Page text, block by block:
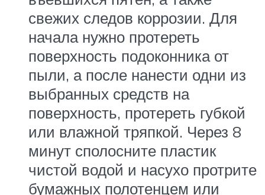
свежих следов коррозии. Для
начала нужно протереть
поверхность подоконника от
пыли, а после нанести одни из
выбранных средств на
поверхность, протереть губкой
или влажной тряпкой. Через 8
минут сполосните пластик
чистой водой и насухо протрите
бумажных полотенцем или